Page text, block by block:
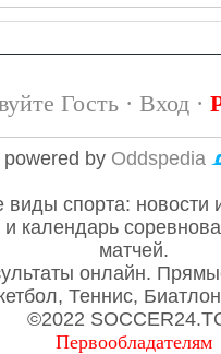
Гость · Вход·
powered by Oddspedia
спорта: новости
и календарь
матчей.
онлайн.
Теннис,
©2022
Первообладателям